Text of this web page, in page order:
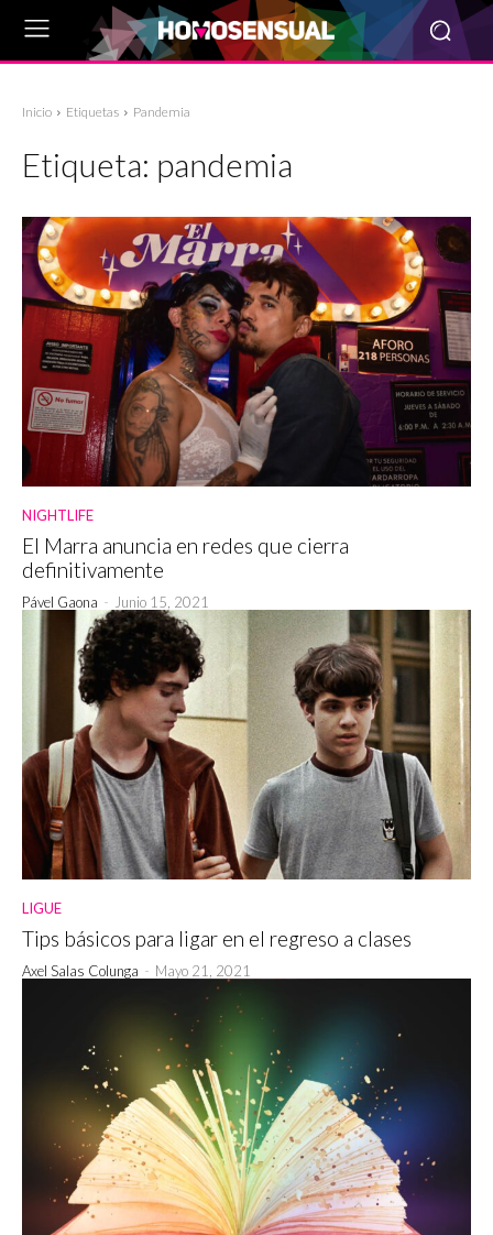
Inicio Etiquetas Pandemia
Etiqueta: pandemia
NIGHTLIFE
El Marra anuncia en redes que cierra
definitivamente
Pável Gaona - Junio 15, 2021
LIGUE
Tips básicos para ligar en el regreso a clases
Axel Salas Colunga - Mayo 21, 2021